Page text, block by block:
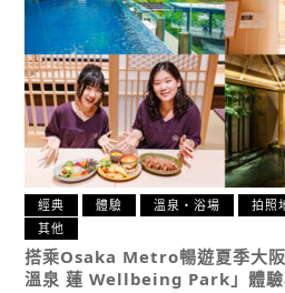
經典 體驗 溫泉・浴場 拍照
其他
搭乘Osaka Metro暢遊夏季大
溫泉 蓮 Wellbeing Park」體驗